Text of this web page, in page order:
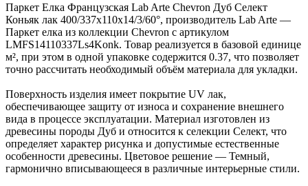
Паркет Елка Французская Lab Arte Chevron Дуб Селект
Коньяк лак 400/337х110х14/3/60°, производитель Lab Arte —
Паркет елка из коллекции Chevron с артикулом
LMFS14110337Ls4Konk. Товар реализуется в базовой единице
м², при этом в одной упаковке содержится 0.37, что позволяет
точно рассчитать необходимый объём материала для укладки.
Поверхность изделия имеет покрытие UV лак,
обеспечивающее защиту от износа и сохранение внешнего
вида в процессе эксплуатации. Материал изготовлен из
древесины породы Дуб и относится к селекции Селект, что
определяет характер рисунка и допустимые естественные
особенности древесины. Цветовое решение — Темный,
гармонично вписывающееся в различные интерьерные стили.